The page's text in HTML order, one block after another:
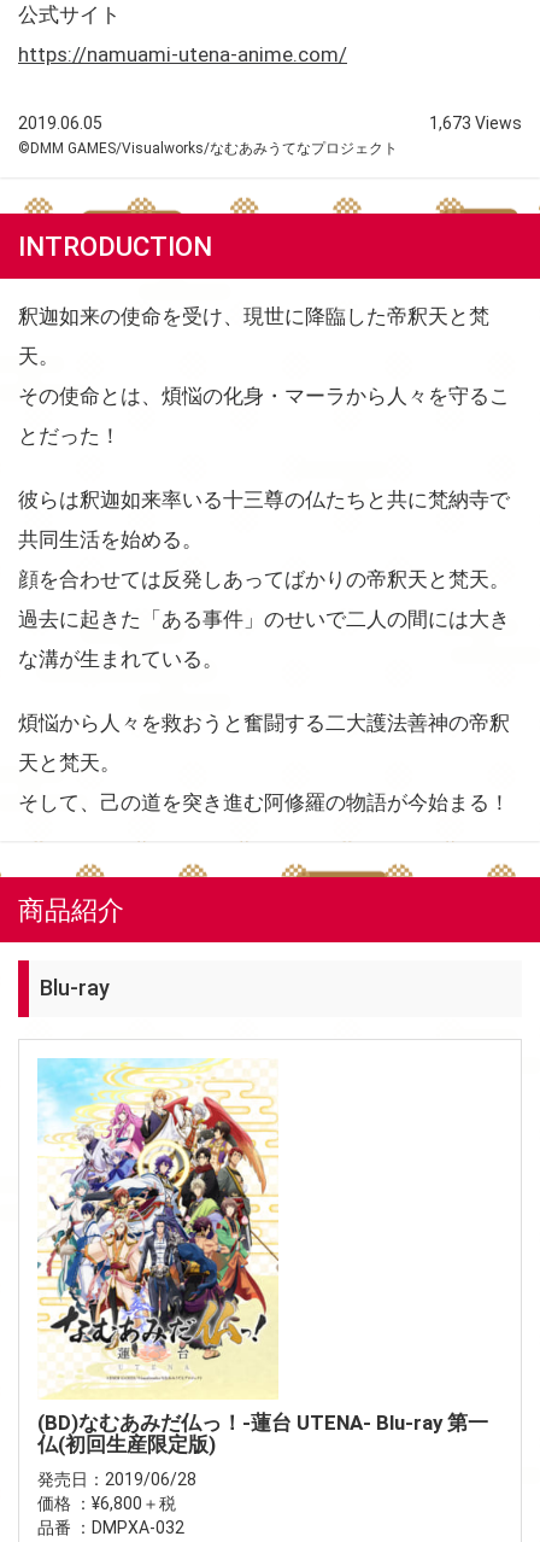
公式サイト
https://namuami-utena-anime.com/
2019.06.05 1,673 Views
©DMM GAMES/Visualworks/なむあみうてなプロジェクト
INTRODUCTION
釈迦如来の使命を受け、現世に降臨した帝釈天と梵
天。
その使命とは、煩悩の化身・マーラから人々を守るこ
とだった！
彼らは釈迦如来率いる十三尊の仏たちと共に梵納寺で
共同生活を始める。
顔を合わせては反発しあってばかりの帝釈天と梵天。
過去に起きた「ある事件」のせいで二人の間には大き
な溝が生まれている。
煩悩から人々を救おうと奮闘する二大護法善神の帝釈
天と梵天。
そして、己の道を突き進む阿修羅の物語が今始まる！
商品紹介
Blu-ray
(BD)なむあみだ仏っ！-蓮台 UTENA- Blu-ray 第一
仏(初回生産限定版)
発売日：2019/06/28
価格 ：¥6,800＋税
品番 ：DMPXA-032